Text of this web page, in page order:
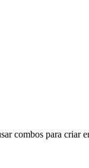
combos para criar